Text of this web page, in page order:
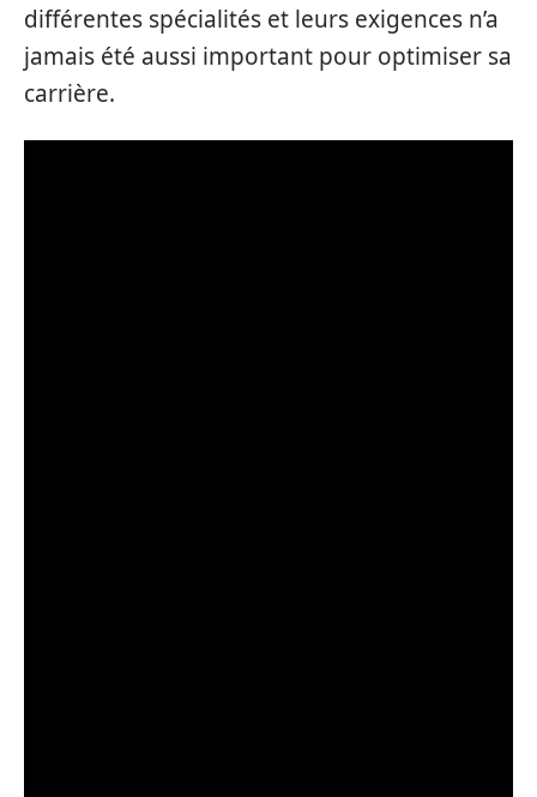
différentes spécialités et leurs exigences n’a
jamais été aussi important pour optimiser sa
carrière.